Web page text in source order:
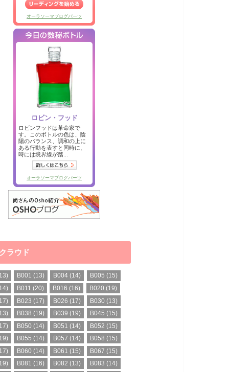
ラウド
B001 (13) B004 (14) B005 (15)
B011 (20) B016 (16) B020 (19)
B023 (17) B026 (17) B030 (13)
B038 (19) B039 (19) B045 (15)
B050 (14) B051 (14) B052 (15)
B055 (14) B057 (14) B058 (15)
B060 (14) B061 (15) B067 (15)
B081 (16) B082 (13) B083 (14)